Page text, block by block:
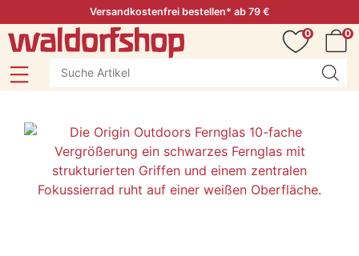
Versandkostenfrei bestellen* ab 79 €
0
0